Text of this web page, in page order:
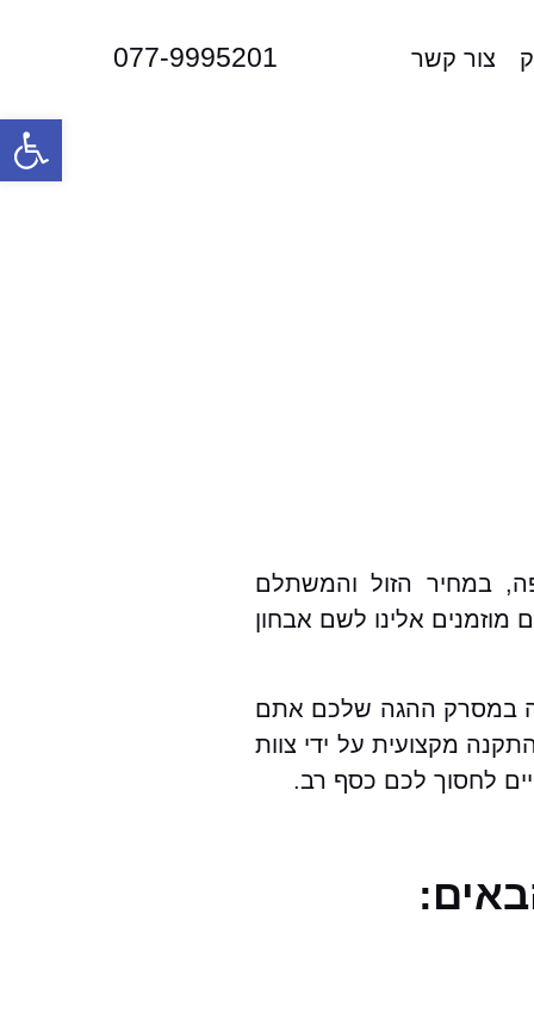
צור קשר 077-9995201
במחיר הזול והמשתלם
אלינו לשם אבחון
במסרק ההגה שלכם אתם
מקצועית על ידי צוות
לחסוך לכם כסף רב.
פתח